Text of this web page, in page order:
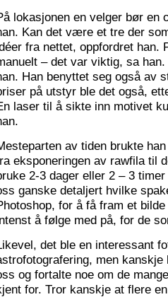
lokasjonen en velger bør en
Kan det være et tre der
fra nettet, oppfordret han.
– det var viktig, sa
Han benyttet seg også av
på utstyr ble det også,
laser til å sikte inn motivet
av tiden brukte
eksponeringen av rawfila til
2-3 dager eller 2 – 3
ganske detaljert hvilke
for å få fram et
å følge med på, for de
det ble en interessant
men
og fortalte noe om de
for. Tror kanskje at flere